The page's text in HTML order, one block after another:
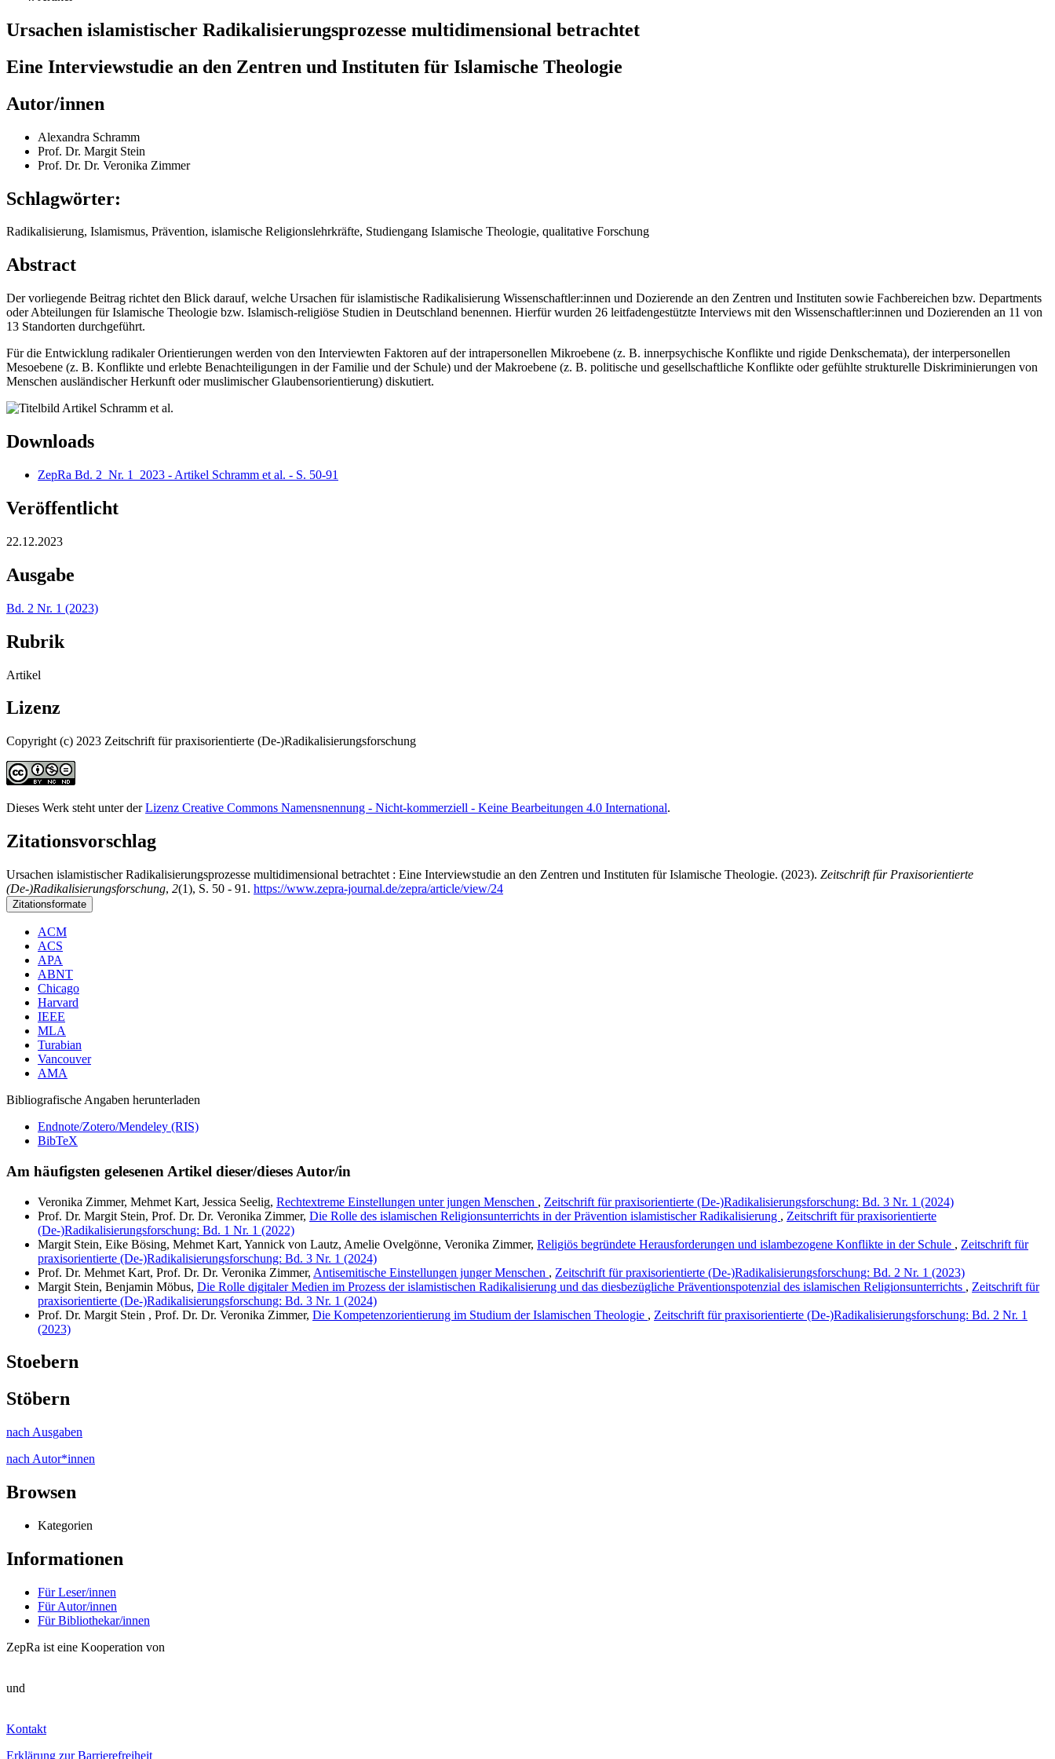
Ursachen islamistischer Radikalisierungsprozesse multidimensional betrachtet
Eine Interviewstudie an den Zentren und Instituten für Islamische Theologie
Autor/innen
Alexandra Schramm
Prof. Dr. Margit Stein
Prof. Dr. Dr. Veronika Zimmer
Schlagwörter:
Radikalisierung, Islamismus, Prävention, islamische Religionslehrkräfte, Studiengang Islamische Theologie, qualitative Forschung
Abstract
Der vorliegende Beitrag richtet den Blick darauf, welche Ursachen für islamistische Radikalisierung Wissenschaftler:innen und Dozierende an den Zentren und Instituten sowie Fachbereichen bzw. Departments
oder Abteilungen für Islamische Theologie bzw. Islamisch-religiöse Studien in Deutschland benennen. Hierfür wurden 26 leitfadengestützte Interviews mit den Wissenschaftler:innen und Dozierenden an 11 von
13 Standorten durchgeführt.
Für die Entwicklung radikaler Orientierungen werden von den Interviewten Faktoren auf der intrapersonellen Mikroebene (z. B. innerpsychische Konflikte und rigide Denkschemata), der interpersonellen
Mesoebene (z. B. Konflikte und erlebte Benachteiligungen in der Familie und der Schule) und der Makroebene (z. B. politische und gesellschaftliche Konflikte oder gefühlte strukturelle Diskriminierungen von
Menschen ausländischer Herkunft oder muslimischer Glaubensorientierung) diskutiert.
Downloads
ZepRa Bd. 2_Nr. 1_2023 - Artikel Schramm et al. - S. 50-91
Veröffentlicht
22.12.2023
Ausgabe
Bd. 2 Nr. 1 (2023)
Rubrik
Artikel
Lizenz
Copyright (c) 2023 Zeitschrift für praxisorientierte (De-)Radikalisierungsforschung
Dieses Werk steht unter derLizenz Creative Commons Namensnennung - Nicht-kommerziell - Keine Bearbeitungen 4.0 International.
Zitationsvorschlag
Ursachen islamistischer Radikalisierungsprozesse multidimensional betrachtet : Eine Interviewstudie an den Zentren und Instituten für Islamische Theologie. (2023). Zeitschrift für Praxisorientierte
(De-)Radikalisierungsforschung, 2(1), S. 50 - 91. https://www.zepra-journal.de/zepra/article/view/24
Zitationsformate
ACM
ACS
APA
ABNT
Chicago
Harvard
IEEE
MLA
Turabian
Vancouver
AMA
Bibliografische Angaben herunterladen
Endnote/Zotero/Mendeley (RIS)
BibTeX
Am häufigsten gelesenen Artikel dieser/dieses Autor/in
Veronika Zimmer, Mehmet Kart, Jessica Seelig, Rechtextreme Einstellungen unter jungen Menschen , Zeitschrift für praxisorientierte (De-)Radikalisierungsforschung: Bd. 3 Nr. 1 (2024)
Prof. Dr. Margit Stein, Prof. Dr. Dr. Veronika Zimmer, Die Rolle des islamischen Religionsunterrichts in der Prävention islamistischer Radikalisierung , Zeitschrift für praxisorientierte
(De-)Radikalisierungsforschung: Bd. 1 Nr. 1 (2022)
Margit Stein, Eike Bösing, Mehmet Kart, Yannick von Lautz, Amelie Ovelgönne, Veronika Zimmer, Religiös begründete Herausforderungen und islambezogene Konflikte in der Schule , Zeitschrift für
praxisorientierte (De-)Radikalisierungsforschung: Bd. 3 Nr. 1 (2024)
Prof. Dr. Mehmet Kart, Prof. Dr. Dr. Veronika Zimmer, Antisemitische Einstellungen junger Menschen , Zeitschrift für praxisorientierte (De-)Radikalisierungsforschung: Bd. 2 Nr. 1 (2023)
Margit Stein, Benjamin Möbus, Die Rolle digitaler Medien im Prozess der islamistischen Radikalisierung und das diesbezügliche Präventionspotenzial des islamischen Religionsunterrichts , Zeitschrift für
praxisorientierte (De-)Radikalisierungsforschung: Bd. 3 Nr. 1 (2024)
Prof. Dr. Margit Stein , Prof. Dr. Dr. Veronika Zimmer, Die Kompetenzorientierung im Studium der Islamischen Theologie , Zeitschrift für praxisorientierte (De-)Radikalisierungsforschung: Bd. 2 Nr. 1
(2023)
Stoebern
Stöbern
nach Ausgaben
nach Autor*innen
Browsen
Kategorien
Informationen
Für Leser/innen
Für Autor/innen
Für Bibliothekar/innen
ZepRa ist eine Kooperation von
und
Kontakt
Erklärung zur Barrierefreiheit